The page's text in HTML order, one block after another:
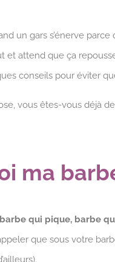
un gars s’énerve parce
et attend que ça
conseils pour éviter
vous êtes-vous déjà
ma
qui pique, barbe
que sous votre